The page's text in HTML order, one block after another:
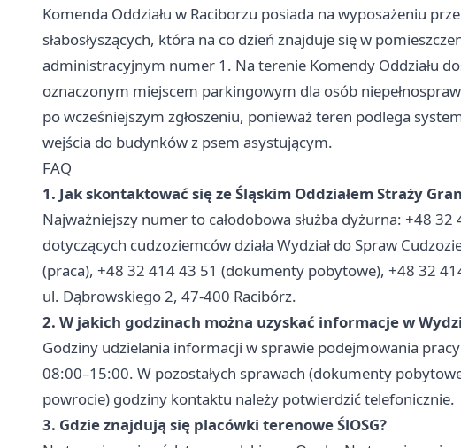
Komenda Oddziału w Raciborzu posiada na wyposażeniu
słabosłyszących, która na co dzień znajduje się w
administracyjnym numer 1. Na terenie Komendy Oddziału
oznaczonym miejscem parkingowym dla osób
po wcześniejszym zgłoszeniu, ponieważ teren podlega
wejścia do budynków z psem asystującym.
FAQ
1. Jak skontaktować się ze Śląskim Oddziałem Straży
Najważniejszy numer to całodobowa służba dyżurna: +48
dotyczących cudzoziemców działa Wydział do Spraw
(praca), +48 32 414 43 51 (dokumenty pobytowe), +48 32
ul. Dąbrowskiego 2, 47-400 Racibórz.
2. W jakich godzinach można uzyskać informacje w
Godziny udzielania informacji w sprawie podejmowania
08:00–15:00. W pozostałych sprawach (dokumenty
powrocie) godziny kontaktu należy potwierdzić telefonicznie.
3. Gdzie znajdują się placówki terenowe ŚlOSG?